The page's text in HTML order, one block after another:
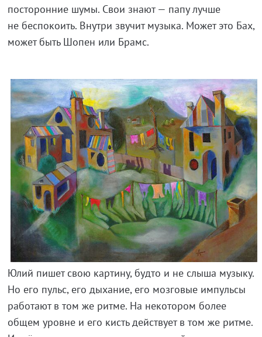
посторонние шумы. Свои знают — папу лучше
не беспокоить. Внутри звучит музыка. Может это Бах,
может быть Шопен или Брамс.
Юлий пишет свою картину, будто и не слыша музыку.
Но его пульс, его дыхание, его мозговые импульсы
работают в том же ритме. На некотором более
общем уровне и его кисть действует в том же ритме.